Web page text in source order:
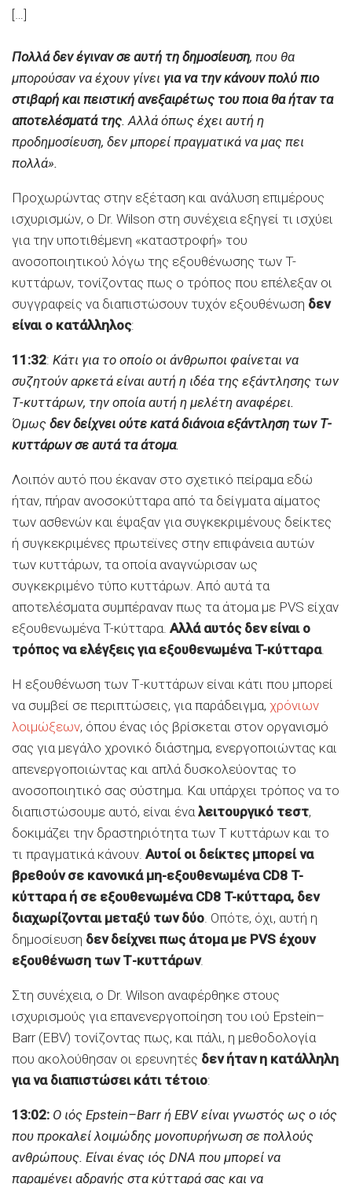
[…]
Πολλά δεν έγιναν σε αυτή τη δημοσίευση, που θα
μπορούσαν να έχουν γίνει για να την κάνουν πολύ πιο
στιβαρή και πειστική ανεξαιρέτως του ποια θα ήταν τα
αποτελέσματά της. Αλλά όπως έχει αυτή η
προδημοσίευση, δεν μπορεί πραγματικά να μας πει
πολλά».
Προχωρώντας στην εξέταση και ανάλυση επιμέρους
ισχυρισμών, ο Dr. Wilson στη συνέχεια εξηγεί τι ισχύει
για την υποτιθέμενη «καταστροφή» του
ανοσοποιητικού λόγω της εξουθένωσης των T-
κυττάρων, τονίζοντας πως ο τρόπος που επέλεξαν οι
συγγραφείς να διαπιστώσουν τυχόν εξουθένωση δεν
είναι ο κατάλληλος:
11:32: Κάτι για το οποίο οι άνθρωποι φαίνεται να
συζητούν αρκετά είναι αυτή η ιδέα της εξάντλησης των
Τ-κυττάρων, την οποία αυτή η μελέτη αναφέρει.
Όμως δεν δείχνει ούτε κατά διάνοια εξάντληση των Τ-
κυττάρων σε αυτά τα άτομα.
Λοιπόν αυτό που έκαναν στο σχετικό πείραμα εδώ
ήταν, πήραν ανοσοκύτταρα από τα δείγματα αίματος
των ασθενών και έψαξαν για συγκεκριμένους δείκτες
ή συγκεκριμένες πρωτεϊνες στην επιφάνεια αυτών
των κυττάρων, τα οποία αναγνώρισαν ως
συγκεκριμένο τύπο κυττάρων. Από αυτά τα
αποτελέσματα συμπέραναν πως τα άτομα με PVS είχαν
εξουθενωμένα T-κύτταρα. Αλλά αυτός δεν είναι ο
τρόπος να ελέγξεις για εξουθενωμένα T-κύτταρα.
Η εξουθένωση των Τ-κυττάρων είναι κάτι που μπορεί
να συμβεί σε περιπτώσεις, για παράδειγμα, χρόνιων
λοιμώξεων, όπου ένας ιός βρίσκεται στον οργανισμό
σας για μεγάλο χρονικό διάστημα, ενεργοποιώντας και
απενεργοποιώντας και απλά δυσκολεύοντας το
ανοσοποιητικό σας σύστημα. Και υπάρχει τρόπος να το
διαπιστώσουμε αυτό, είναι έναλειτουργικό τεστ,
δοκιμάζει την δραστηριότητα των Τ κυττάρων και το
τι πραγματικά κάνουν. Αυτοί οι δείκτες μπορεί να
βρεθούν σε κανονικά μη-εξουθενωμένα CD8 T-
κύτταρα ή σε εξουθενωμένα CD8 T-κύτταρα, δεν
διαχωρίζονται μεταξύ των δύο. Οπότε, όχι, αυτή η
δημοσίευση δεν δείχνει πως άτομα με PVS έχουν
εξουθένωση των Τ-κυττάρων.
Στη συνέχεια, ο Dr. Wilson αναφέρθηκε στους
ισχυρισμούς για επανενεργοποίηση του ιού Epstein–
Barr (EBV) τονίζοντας πως, και πάλι, η μεθοδολογία
που ακολούθησαν οι ερευνητές δεν ήταν η κατάλληλη
για να διαπιστώσει κάτι τέτοιο:
13:02: Ο ιός Epstein–Barr ή EBV είναι γνωστός ως ο ιός
που προκαλεί λοιμώδης μονοπυρήνωση σε πολλούς
ανθρώπους. Είναι ένας ιός DNA που μπορεί να
παραμένει αδρανής στα κύτταρά σας και να